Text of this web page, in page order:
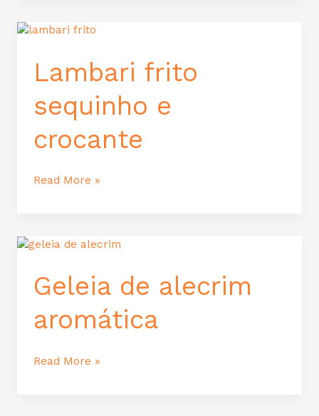
Lambari frito
sequinho e
crocante
Lambari
sequinho
e
Read More »
Geleia de alecrim
aromática
Geleia
alecrim
aromática
Read More »